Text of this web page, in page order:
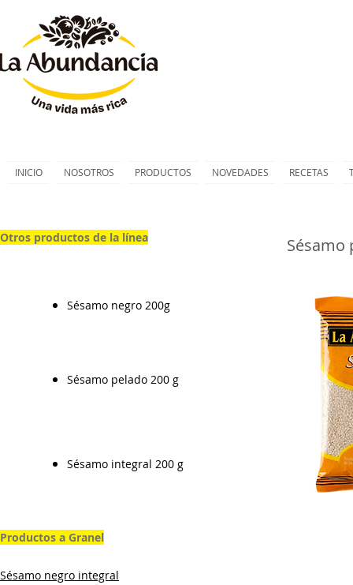
INICIO NOSOTROS PRODUCTOS NOVEDADES RECETAS
Otros productos de la línea
Sésamo negro 200g
Sésamo pelado 200 g
Sésamo integral 200 g
Productos a Granel
Sésamo
Sésamo negro integral